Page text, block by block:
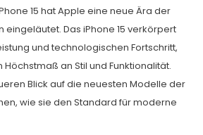
15 hat Apple eine neue Ära der
Das iPhone 15 verkörpert
und technologischen Fortschritt,
an Stil und Funktionalität.
Blick auf die neuesten Modelle der
wie sie den Standard für moderne